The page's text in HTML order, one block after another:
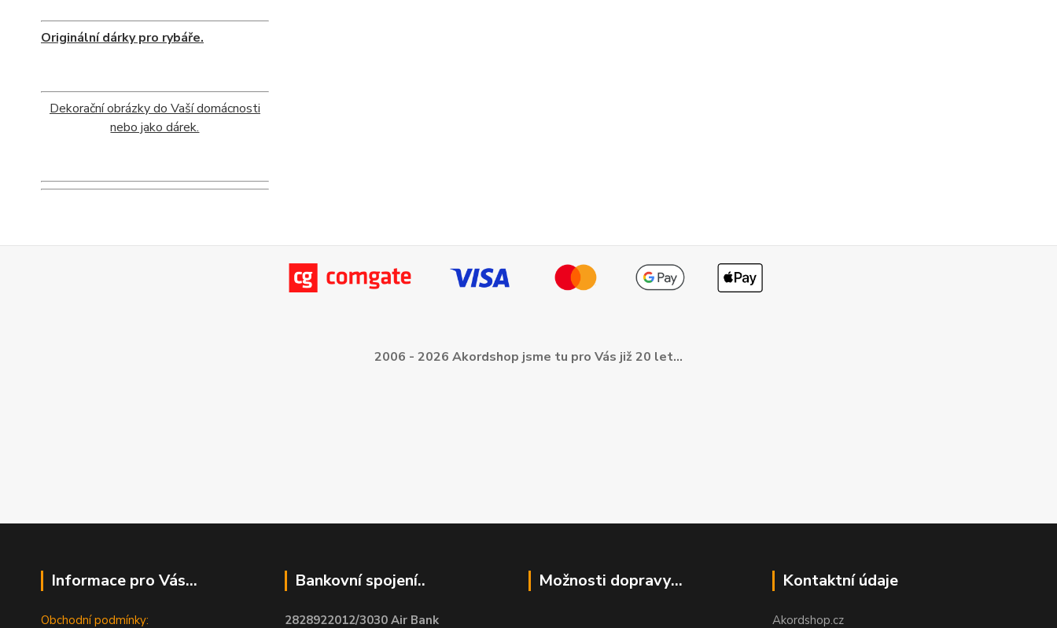
Originální dárky pro rybáře.
Dekorační obrázky do Vaší domácnosti
nebo jako dárek.
2006 - 2026 Akordshop jsme tu pro Vás již 20 let...
Informace pro Vás...
Obchodní podmínky:
Bankovní spojení..
2828922012/3030 Air Bank
Možnosti dopravy... Kontaktní údaje
Akordshop.cz